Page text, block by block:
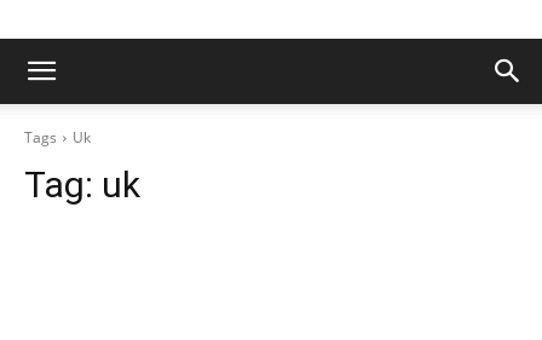
Tags Uk
Tag: uk